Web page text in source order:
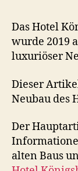
Das Hotel
wurde 2019
luxuriöser
Dieser
Neubau des
Der
alten Baus